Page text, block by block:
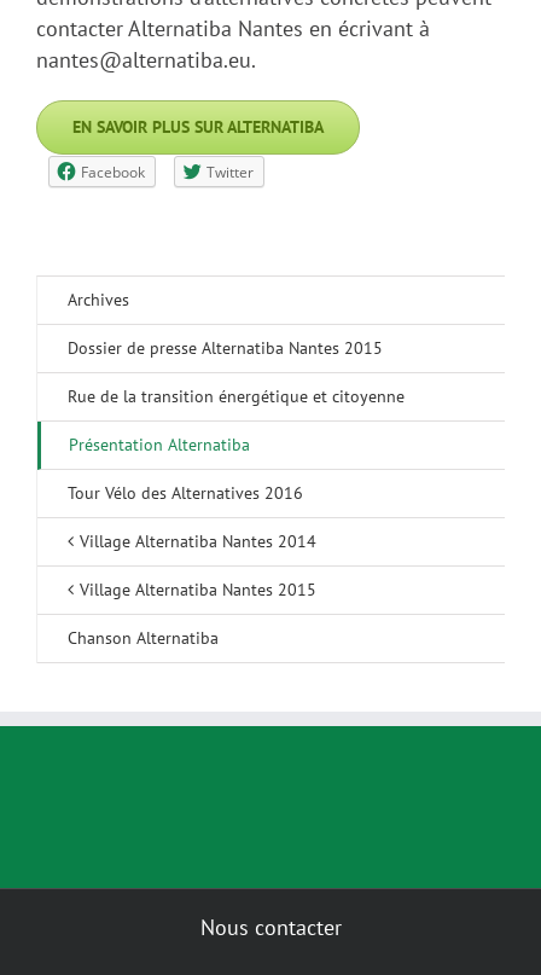
contacter Alternatiba Nantes en écrivant à
nantes@alternatiba.eu.
EN SAVOIR PLUS SUR ALTERNATIBA
Facebook Twitter
Archives
Dossier de presse Alternatiba Nantes 2015
Rue de la transition énergétique et citoyenne
Présentation Alternatiba
Tour Vélo des Alternatives 2016
Village Alternatiba Nantes 2014
Village Alternatiba Nantes 2015
Chanson Alternatiba
Nous contacter